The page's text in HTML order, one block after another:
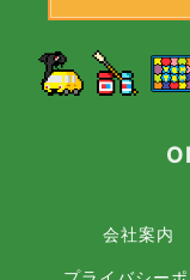
会社案内